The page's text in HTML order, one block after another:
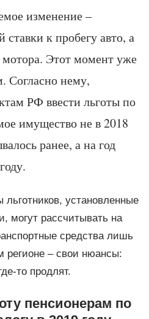
изменение –
ставки к пробегу авто, а
Этот момент уже
Согласно нему,
РФ ввести льготы по
имущество не в 2018
ранее, а на год
льготников, установленные
могут рассчитывать на
средства лишь
регионе – свои нюансы:
то продлят.
пенсионерам по